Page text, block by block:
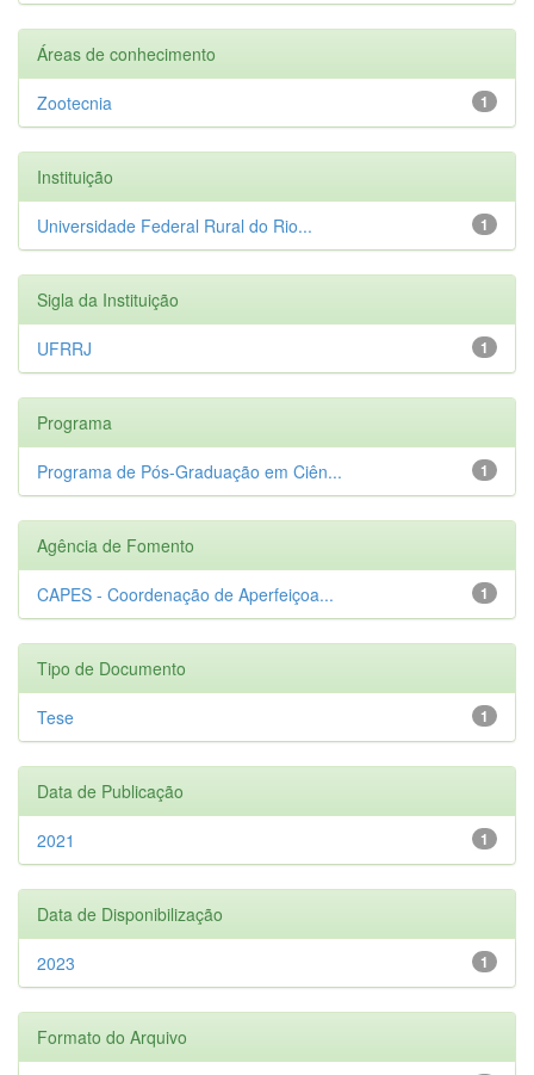
Áreas de conhecimento
1
Zootecnia
Instituição
1
Universidade Federal Rural do Rio...
Sigla da Instituição
1
UFRRJ
Programa
1
Programa de Pós-Graduação em Ciên...
Agência de Fomento
1
CAPES - Coordenação de Aperfeiçoa...
Tipo de Documento
1
Tese
Data de Publicação
1
2021
Data de Disponibilização
1
2023
Formato do Arquivo